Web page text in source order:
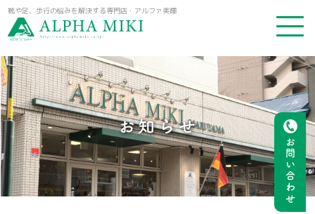
靴や足、歩行の悩みを解決する専門店・アルファ美輝
お問い合わせ
お知らせ